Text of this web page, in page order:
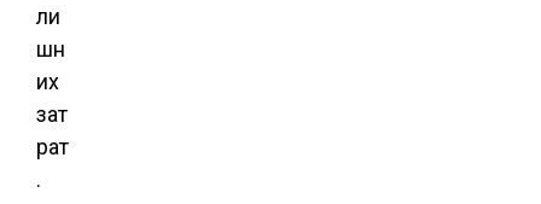
ли
шн
их
зат
рат
.